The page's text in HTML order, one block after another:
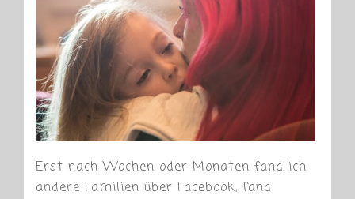
Erst nach Wochen oder Monaten fand ich
andere Familien über Facebook, fand